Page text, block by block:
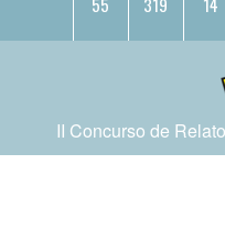
II Concurso de